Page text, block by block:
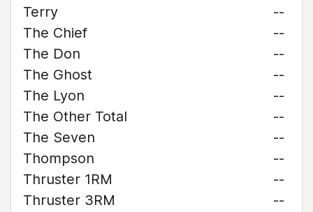
Terry
--
The Chief
--
The Don
--
The Ghost
--
The Lyon
--
The Other Total
--
The Seven
--
Thompson
--
Thruster 1RM
--
Thruster 3RM
--